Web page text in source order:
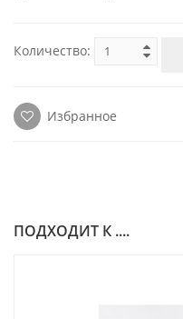
Количество:
Избранное
ПОДХОДИТ К ....